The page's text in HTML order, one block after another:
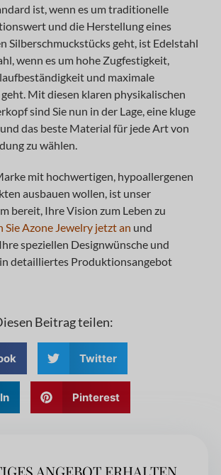
ist, wenn es um traditionelle
und die Herstellung eines
Silberschmuckstücks geht, ist Edelstahl
wenn es um hohe Zugfestigkeit,
und maximale
Mit diesen klaren physikalischen
sind Sie nun in der Lage, eine kluge
das beste Material für jede Art von
zu wählen.
mit hochwertigen, hypoallergenen
ausbauen wollen, ist unser
bereit, Ihre Vision zum Leben zu
Sie Azone Jewelry jetzt an und
speziellen Designwünsche und
detailliertes Produktionsangebot
Beitrag teilen:
Twitter
Pinterest